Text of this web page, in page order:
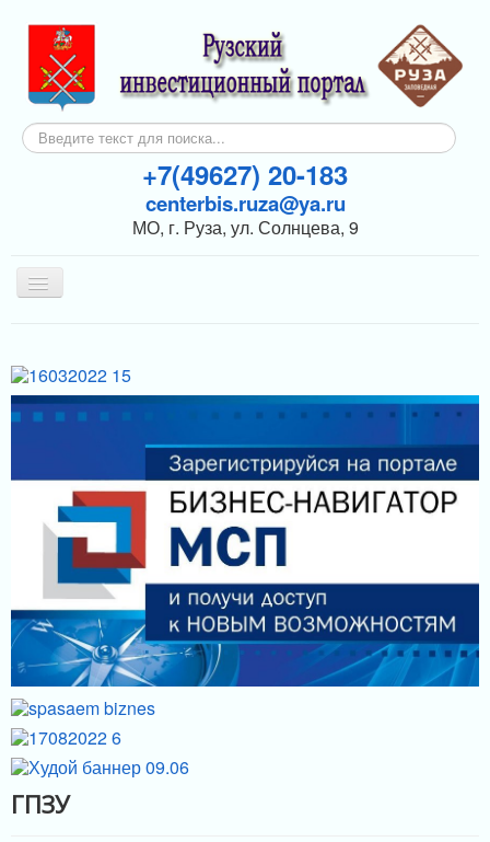
Искать...
+7(49627) 20-183
centerbis.ruza@ya.ru
МО, г. Руза, ул. Солнцева, 9
Включить/
выключить
ГЛАВНАЯ
НОВОСТИ
ПОДДЕРЖКА БИЗНЕСА
МЕРЫ ПОДДЕРЖКИ
ИНФРАСТРУКТУРА ПОДДЕРЖКИ
ГПЗУ